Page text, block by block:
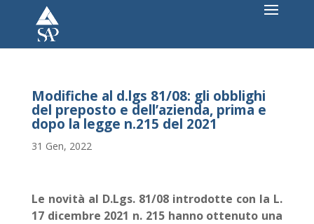
Modifiche al d.lgs 81/08: gli obblighi
del preposto e dell’azienda, prima e
dopo la legge n.215 del 2021
31 Gen, 2022
Le novità al D.Lgs. 81/08 introdotte con la L.
17 dicembre 2021 n. 215 hanno ottenuto una